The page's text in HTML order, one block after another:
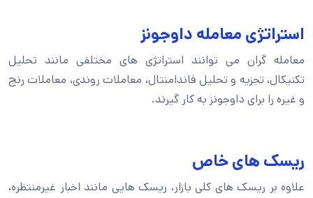
استراتژی معامله داوجونز
معامله گران می توانند استراتژی های مختلفی مانند تحلیل
تکنیکال، تجزیه و تحلیل فاندامنتال، معاملات روندی، معاملات رنج
و غیره را برای داوجونز به کار گیرند.
ریسک های خاص
علاوه بر ریسک های کلی بازار، ریسک هایی مانند اخبار غیرمنتظره،